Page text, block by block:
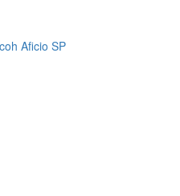
Aficio SP